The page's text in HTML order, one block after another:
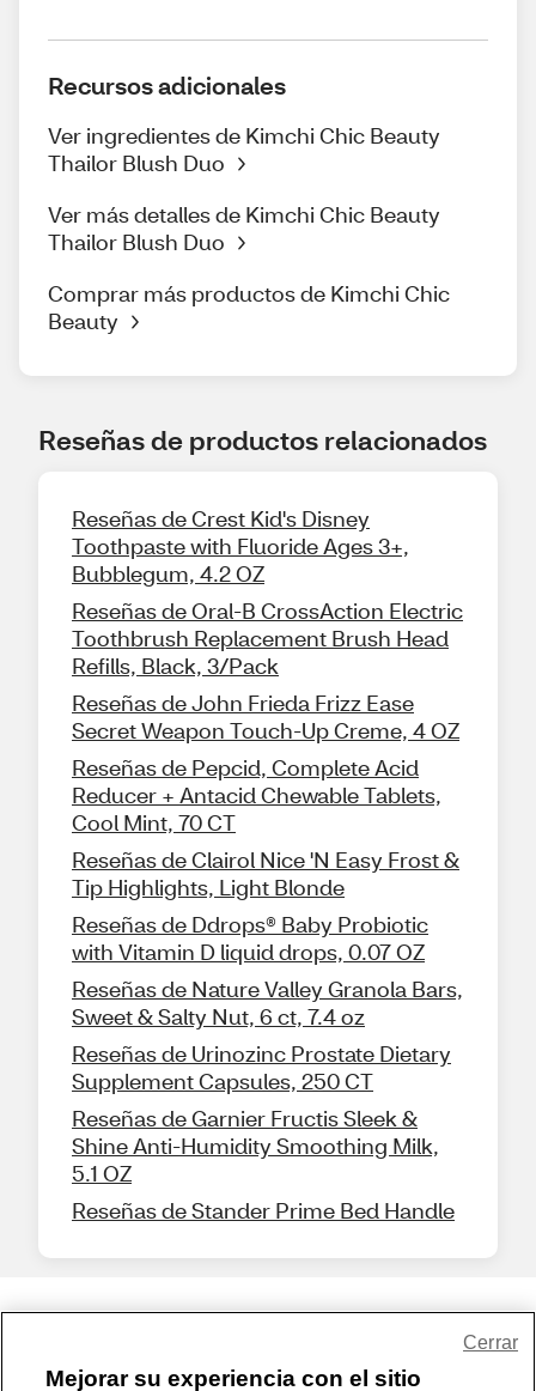
Recursos adicionales
Ver ingredientes de Kimchi Chic Beauty
Thailor Blush Duo
Ver más detalles de Kimchi Chic Beauty
Thailor Blush Duo
Comprar más productos de Kimchi Chic
Beauty
Reseñas de productos relacionados
Reseñas de Crest Kid's Disney
Toothpaste with Fluoride Ages 3+,
Bubblegum, 4.2 OZ
Reseñas de Oral-B CrossAction Electric
Toothbrush Replacement Brush Head
Refills, Black, 3/Pack
Reseñas de John Frieda Frizz Ease
Secret Weapon Touch-Up Creme, 4 OZ
Reseñas de Pepcid, Complete Acid
Reducer + Antacid Chewable Tablets,
Cool Mint, 70 CT
Reseñas de Clairol Nice 'N Easy Frost &
Tip Highlights, Light Blonde
Reseñas de Ddrops® Baby Probiotic
with Vitamin D liquid drops, 0.07 OZ
Reseñas de Nature Valley Granola Bars,
Sweet & Salty Nut, 6 ct, 7.4 oz
Reseñas de Urinozinc Prostate Dietary
Supplement Capsules, 250 CT
Reseñas de Garnier Fructis Sleek &
Shine Anti-Humidity Smoothing Milk,
5.1 OZ
Reseñas de Stander Prime Bed Handle
Mejorar su experiencia con el sitio
Cerrar